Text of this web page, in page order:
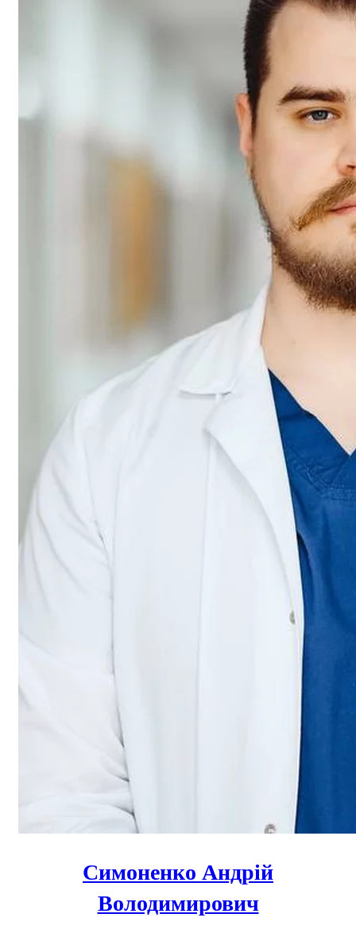
Симоненко Андрій
Володимирович